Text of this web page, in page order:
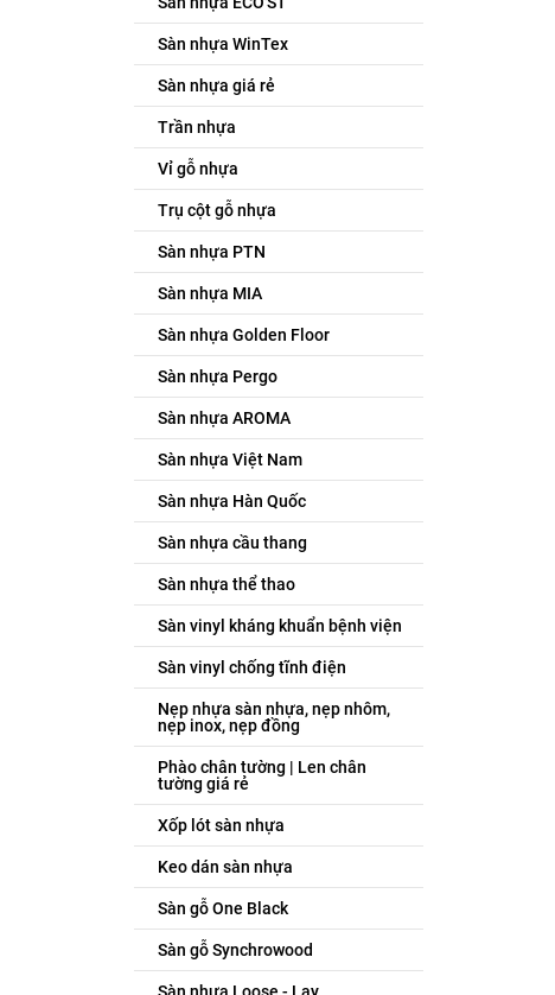
Sàn nhựa WinTex
Sàn nhựa giá rẻ
Trần nhựa
Vỉ gỗ nhựa
Trụ cột gỗ nhựa
Sàn nhựa PTN
Sàn nhựa MIA
Sàn nhựa Golden Floor
Sàn nhựa Pergo
Sàn nhựa AROMA
Sàn nhựa Việt Nam
Sàn nhựa Hàn Quốc
Sàn nhựa cầu thang
Sàn nhựa thể thao
Sàn vinyl kháng khuẩn bệnh viện
Sàn vinyl chống tĩnh điện
Nẹp nhựa sàn nhựa, nẹp nhôm,
nẹp inox, nẹp đồng
Phào chân tường | Len chân
tường giá rẻ
Xốp lót sàn nhựa
Keo dán sàn nhựa
Sàn gỗ One Black
Sàn gỗ Synchrowood